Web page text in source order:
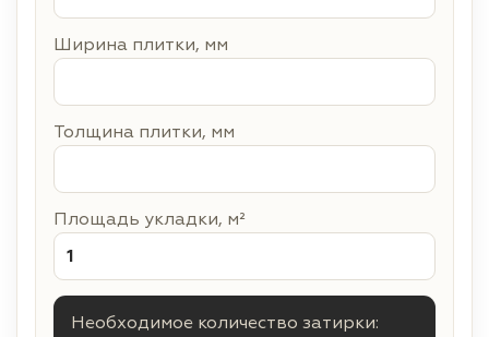
Ширина плитки, мм
Толщина плитки, мм
Площадь укладки, м²
Необходимое количество затирки: